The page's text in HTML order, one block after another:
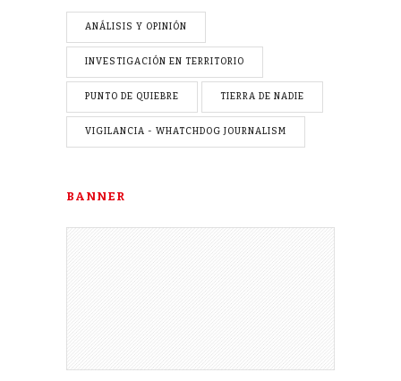
ANÁLISIS Y OPINIÓN
INVESTIGACIÓN EN TERRITORIO
PUNTO DE QUIEBRE TIERRA DE NADIE
VIGILANCIA - WHATCHDOG JOURNALISM
BANNER